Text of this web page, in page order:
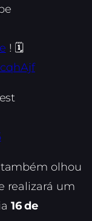
! 🗓️
olhou
realizará um
16 de